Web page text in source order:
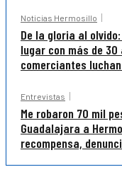
Noticias Hermosillo
De la gloria al
lugar con más de 30
comerciantes
Entrevistas
Me robaron 70 mil
Guadalajara a
recompensa,